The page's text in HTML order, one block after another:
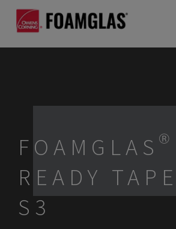
FOAMGLAS®
READY
S3